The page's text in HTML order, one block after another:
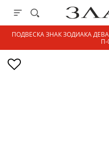
ПОДВЕСКА ЗНАК ЗОДИАКА
П-